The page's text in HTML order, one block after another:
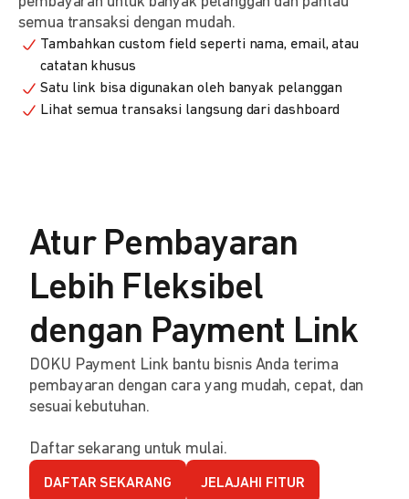
semua transaksi dengan mudah.
Tambahkan custom field seperti nama, email, atau
catatan khusus
Satu link bisa digunakan oleh banyak pelanggan
Lihat semua transaksi langsung dari dashboard
Atur Pembayaran
Lebih Fleksibel
dengan Payment Link
DOKU Payment Link bantu bisnis Anda terima
pembayaran dengan cara yang mudah, cepat, dan
sesuai kebutuhan.
Daftar sekarang untuk mulai.
DAFTAR SEKARANG JELAJAHI FITUR